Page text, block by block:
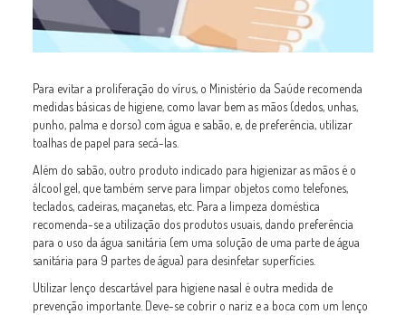
Para evitar a proliferação do vírus, o Ministério da Saúde recomenda
medidas básicas de higiene, como lavar bem as mãos (dedos, unhas,
punho, palma e dorso) com água e sabão, e, de preferência, utilizar
toalhas de papel para secá-las.
Além do sabão, outro produto indicado para higienizar as mãos é o
álcool gel, que também serve para limpar objetos como telefones,
teclados, cadeiras, maçanetas, etc. Para a limpeza doméstica
recomenda-se a utilização dos produtos usuais, dando preferência
para o uso da água sanitária (em uma solução de uma parte de água
sanitária para 9 partes de água) para desinfetar superfícies.
Utilizar lenço descartável para higiene nasal é outra medida de
prevenção importante. Deve-se cobrir o nariz e a boca com um lenço